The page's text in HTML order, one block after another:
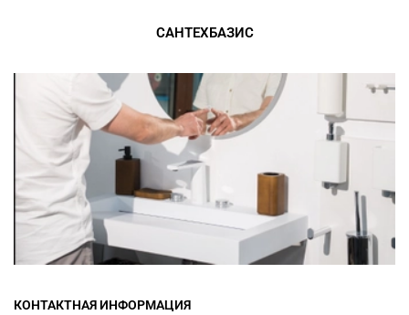
САНТЕХБАЗИС
КОНТАКТНАЯ ИНФОРМАЦИЯ